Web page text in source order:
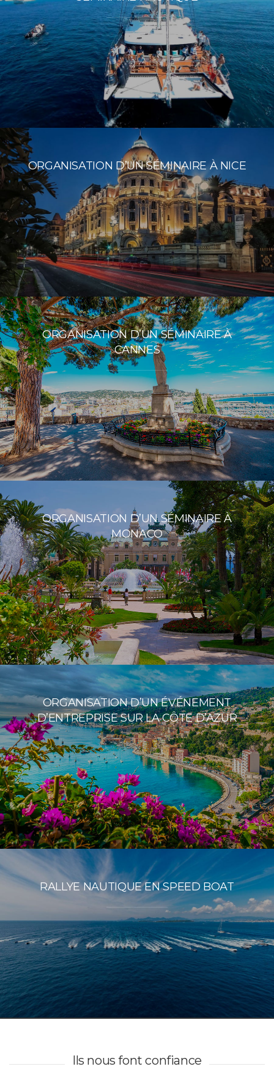
ORGANISATION D’UN SÉMINAIRE À NICE
ORGANISATION D’UN SÉMINAIRE À
CANNES
ORGANISATION D’UN SÉMINAIRE À
MONACO
ORGANISATION D’UN ÉVÉNEMENT
D’ENTREPRISE SUR LA CÔTE D’AZUR
RALLYE NAUTIQUE EN SPEED BOAT
Ils nous font confiance